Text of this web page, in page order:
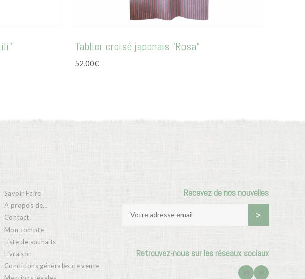
Tablier croisé japonais “Rosa”
52,00€
Savoir Faire
A propos de…
Contact
Mon compte
Liste de souhaits
Livraison
Conditions générales de vente
Recevez de nos nouvelles
Retrouvez-nous sur les réseaux sociaux